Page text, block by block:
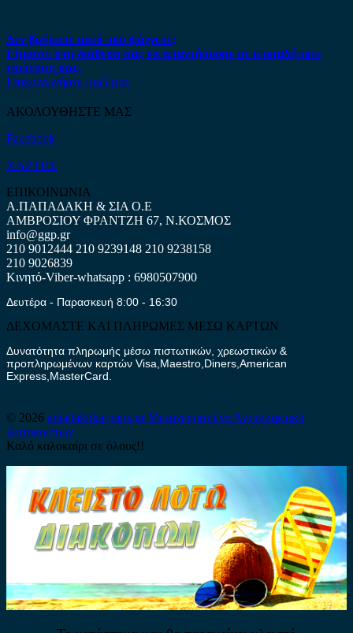
Δεν βρήκατε αυτό που ψάχνετε;
Είμαστε στη διάθεση σας να απαντήσουμε σε οποιαδήποτε
ερώτηση σας.
Επικοινωνήστε μαζί μας
ΑΚΟΛΟΥΘΗΣΤΕ ΜΑΣ
Facebook
ΧΑΡΤΗΣ
ΕΠΙΚΟΙΝΩΝΙΑ
Α.ΠΑΠΑΔΑΚΗ & ΣΙΑ Ο.Ε
ΑΜΒΡΟΣΙΟΥ ΦΡΑΝΤΖΗ 67, Ν.ΚΟΣΜΟΣ
info@ggp.gr
210 9012444 210 9239148 210 9238158
210 9026839
Κινητό-Viber-whatsapp : 6980507900
Δευτέρα - Παρασκευή 8:00 - 16:30
ΔΕΧΟΜΑΣΤΕ ΚΑΙ ΠΛΗΡΩΜΕΣ ΜΕΣΩ ΚΑΡΤΩΝ
Δυνατότητα πληρωμής μέσω πιστωτικών, χρεωστικών &
προπληρωμένων καρτών Visa,Maestro,Diners,American
Express,MasterCard.
© 2026 antallaktika-parts.grΜεταχειρισμένα Ανταλλακτικά
Αυτοκινήτων
Καλό καλοκαίρι σε όλους!!